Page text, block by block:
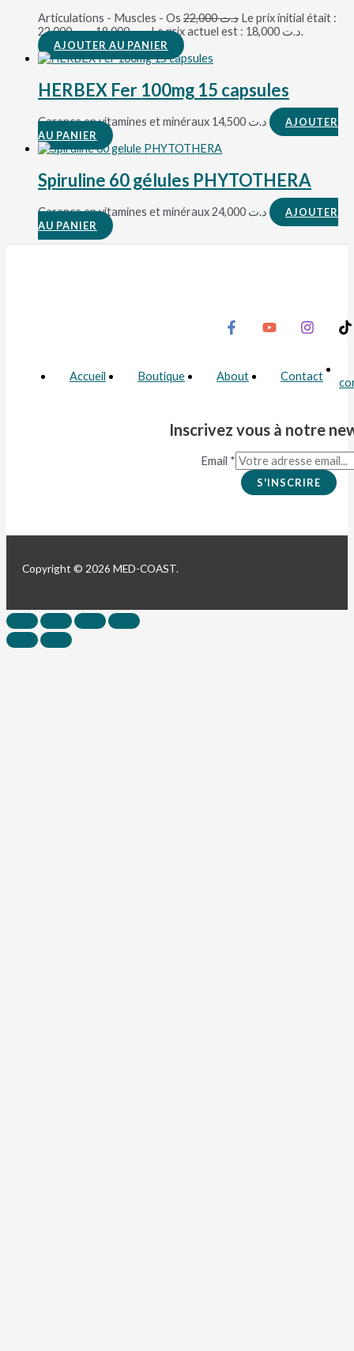
Articulations - Muscles - Os د.ت22,000
Le prix initial était :
د.ت 22,000.
د.ت18,000 Le prix actuel est : د.ت 18,000.
AJOUTER AU PANIER
HERBEX Fer 100mg 15 capsules
Carence en vitamines et minéraux د.ت
AJOUTER
AU PANIER
Spiruline 60 gélules PHYTOTHERA
Carence en vitamines et minéraux د.ت
AJOUTER
AU PANIER
Accueil Boutique About Contact
Inscrivez vous à notre
Email *
S'INSCRIRE
Copyright © 2026 MED-COAST.